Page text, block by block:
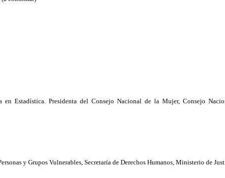
en Estadística. Presidenta del Consejo Nacional de la Mujer, Consejo
y Grupos Vulnerables, Secretaría de Derechos Humanos, Ministerio de